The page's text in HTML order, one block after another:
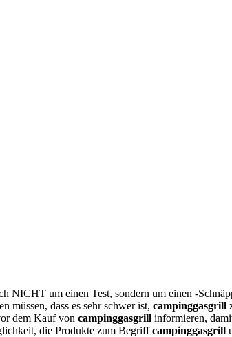
NICHT um einen Test, sondern um einen -
müssen, dass es sehr schwer ist, campinggasgrill
dem Kauf von campinggasgrill informieren,
die Produkte zum Begriffcampinggasgrill